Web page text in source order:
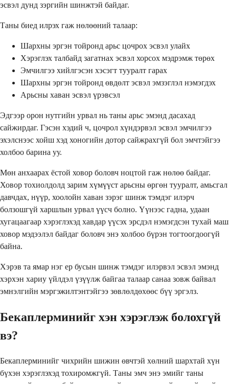
эсвэл дунд зэргийн шинжтэй байдаг.
Таны биед илрэх гаж нөлөөний талаар:
Шархны эргэн тойронд арьс цочрох эсвэл улайх
Хэрэглэх талбайд загатнах эсвэл хорсох мэдрэмж төрөх
Эмчилгээ хийлгэсэн хэсэгт тууралт гарах
Шархны эргэн тойронд өвдөлт эсвэл эмзэглэл нэмэгдэх
Арьсны хаван эсвэл үрэвсэл
Эдгээр орон нутгийн урвал нь таны арьс эмэнд дасахад
сайжирдаг. Гэсэн хэдий ч, цочрол хүндэрвэл эсвэл эмчилгээ
эхэлснээс хойш хэд хоногийн дотор сайжрахгүй бол эмчтэйгээ
холбоо барина уу.
Мөн анхаарах ёстой ховор боловч ноцтой гаж нөлөө байдаг.
Ховор тохиолдолд зарим хүмүүст арьсны өргөн тууралт, амьсгал
давчдах, нүүр, хоолойн хаван зэрэг шинж тэмдэг илэрч
болзошгүй харшлын урвал үүсч болно. Үүнээс гадна, удаан
хугацаагаар хэрэглэхэд хавдар үүсэх эрсдэл нэмэгдсэн тухай маш
ховор мэдээлэл байдаг боловч энэ холбоо бүрэн тогтоогдоогүй
байна.
Хэрэв та ямар нэг ер бусын шинж тэмдэг илэрвэл эсвэл эмэнд
хэрхэн хариу үйлдэл үзүүлж байгаа талаар санаа зовж байвал
эмнэлгийн мэргэжилтэнтэйгээ зөвлөлдөхөөс бүү эргэлз.
Бекаплерминийг хэн хэрэглэж болохгүй
вэ?
Бекаплерминийг чихрийн шижин өвчтэй хөлний шархтай хүн
бүхэн хэрэглэхэд тохиромжгүй. Таны эмч энэ эмийг таны